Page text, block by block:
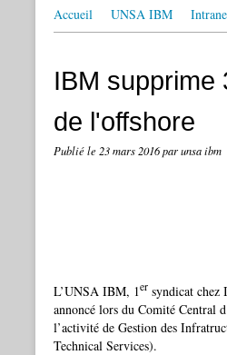
Accueil UNSA IBM
IBM supprime
de l'offshore
Publié le 23 mars 2016par unsa ibm
L’UNSA IBM, 1er syndicat chez
annoncé lors du Comité Central
l’activité de Gestion des
Technical Services).